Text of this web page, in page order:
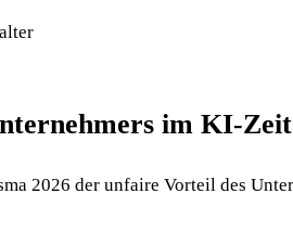
im KI-
2026 der unfaire Vorteil des